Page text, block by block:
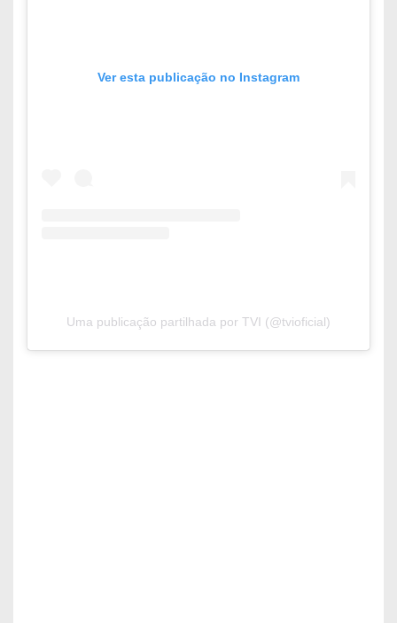
Ver esta publicação no Instagram
Uma publicação partilhada por TVI (@tvioficial)